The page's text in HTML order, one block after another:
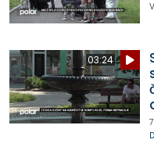
03:24